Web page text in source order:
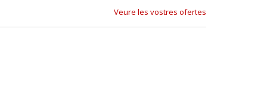
Veure les vostres ofertes